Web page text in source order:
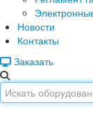
Новости
Контакты
Заказать